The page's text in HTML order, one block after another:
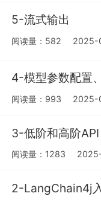
5-流式输出
阅读量：582 2025-
4-模型参数配置
阅读量：993 2025-
3-低阶和高阶API
阅读量：1283
2-LangChain4j